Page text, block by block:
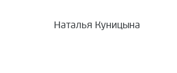
Наталья Куницына